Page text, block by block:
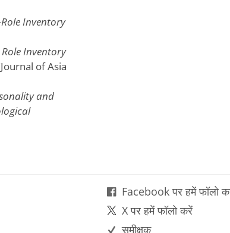
Inventory
Inventory
of Asia
and
Facebook पर हमें फॉलो
X पर हमें फॉलो करें
समीक्षक